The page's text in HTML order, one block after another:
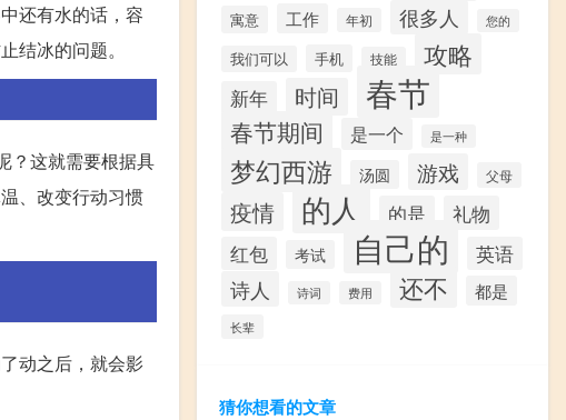
还有水的话，容
结冰的问题。
？这就需要根据具
、改变行动习惯
动之后，就会影
寓意 工作 年初 很多人 您的
我们可以 手机 技能 攻略
新年 时间 春节
春节期间 是一个 是一种
梦幻西游 汤圆 游戏 父母
疫情 的人 的是 礼物
红包 考试 自己的 英语
诗人 诗词 费用 还不 都是
长辈
猜你想看的文章